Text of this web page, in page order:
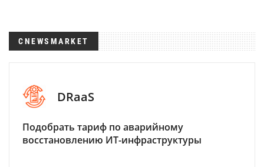
CNEWSMARKET
DRaaS
Подобрать тариф по аварийному
восстановлению ИТ-инфраструктуры